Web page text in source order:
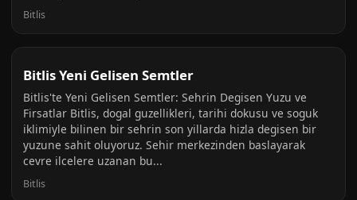
Bitlis
Bitlis Yeni Gelisen Semtler
Bitlis'te Yeni Gelisen Semtler: Sehrin Degisen Yuzu ve
Firsatlar Bitlis, dogal guzellikleri, tarihi dokusu ve soguk
iklimiyle bilinen bir sehrin son yillarda hizla degisen bir
yuzune sahit oluyoruz. Sehir merkezinden baslayarak
cevre ilcelere uzanan bu...
Bitlis